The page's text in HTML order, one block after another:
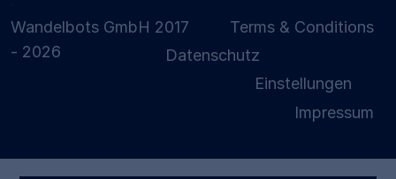
Wandelbots GmbH 2017
- 2026
Terms & Conditions
Datenschutz
Impressum
Einstellungen